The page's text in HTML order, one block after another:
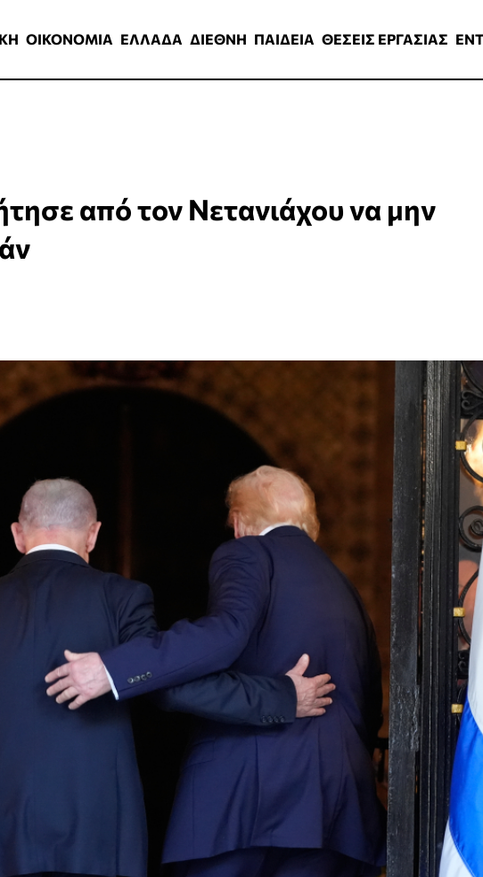
ΟΙΚΟΝΟΜΙΑ ΕΛΛΑΔΑ ΔΙΕΘΝΗ ΠΑΙΔΕΙΑ ΘΕΣΕΙΣ ΕΡΓΑΣΙΑΣ
από τον Νετανιάχου να μην